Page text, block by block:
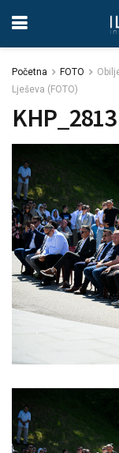
Početna FOTO
Lješeva (FOTO)
KHP_2813